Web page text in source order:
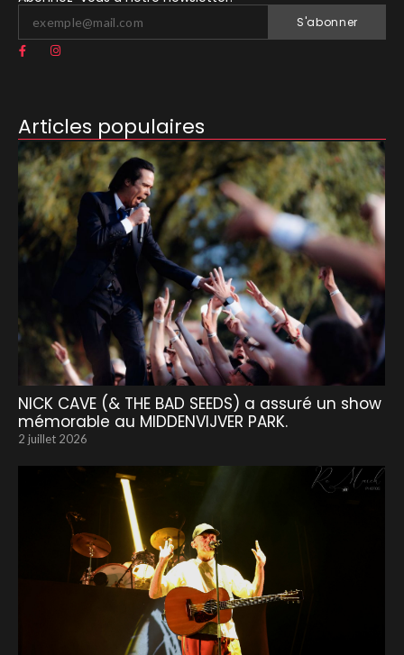
S'abonner
Articles populaires
NICK CAVE (& THE BAD SEEDS) a assuré un show
mémorable au MIDDENVIJVER PARK.
2 juillet 2026